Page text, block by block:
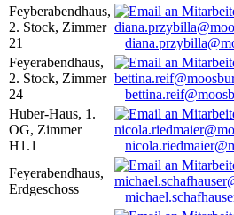
Feyberabendhaus,
2. Stock, Zimmer
21
Feyerabendhaus,
2. Stock, Zimmer
24
Huber-Haus, 1.
OG, Zimmer
H1.1
Feyerabendhaus,
Erdgeschoss